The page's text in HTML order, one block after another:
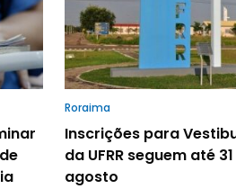
Roraima
Inscrições para
da UFRR seguem até
agosto